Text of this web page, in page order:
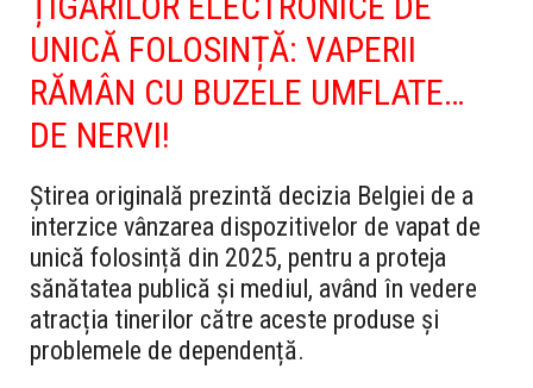
UNICĂ FOLOSINȚĂ: VAPERII
RĂMÂN CU BUZELE UMFLATE…
DE NERVI!
Știrea originală prezintă decizia Belgiei de a
interzice vânzarea dispozitivelor de vapat de
unică folosință din 2025, pentru a proteja
sănătatea publică și mediul, având în vedere
atracția tinerilor către aceste produse și
problemele de dependență.